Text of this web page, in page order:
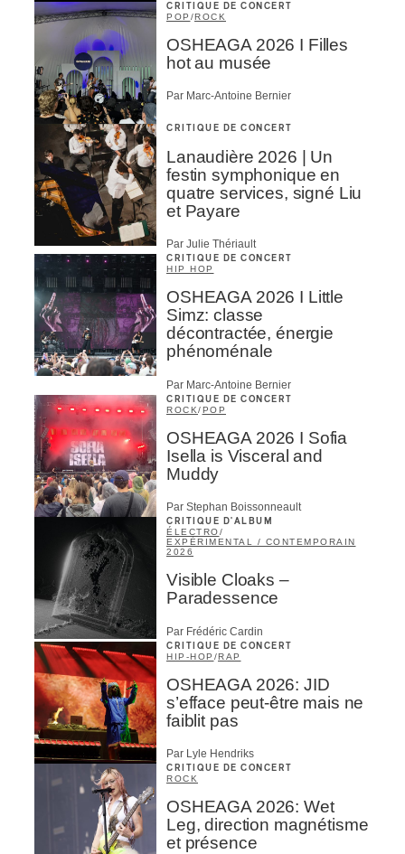
CRITIQUE DE CONCERT
POP /ROCK
OSHEAGA 2026 I Filles
hot au musée
Par Marc-Antoine Bernier
CRITIQUE DE CONCERT
Lanaudière 2026 | Un
festin symphonique en
quatre services, signé Liu
et Payare
Par Julie Thériault
CRITIQUE DE CONCERT
HIP HOP
OSHEAGA 2026 I Little
Simz: classe
décontractée, énergie
phénoménale
Par Marc-Antoine Bernier
CRITIQUE DE CONCERT
ROCK/POP
OSHEAGA 2026 I Sofia
Isella is Visceral and
Muddy
Par Stephan Boissonneault
CRITIQUE D'ALBUM
ÉLECTRO/
EXPÉRIMENTAL / CONTEMPORAIN
2026
Visible Cloaks –
Paradessence
Par Frédéric Cardin
CRITIQUE DE CONCERT
HIP-HOP /RAP
OSHEAGA 2026: JID
s’efface peut-être mais ne
faiblit pas
Par Lyle Hendriks
CRITIQUE DE CONCERT
ROCK
OSHEAGA 2026: Wet
Leg, direction magnétisme
et présence